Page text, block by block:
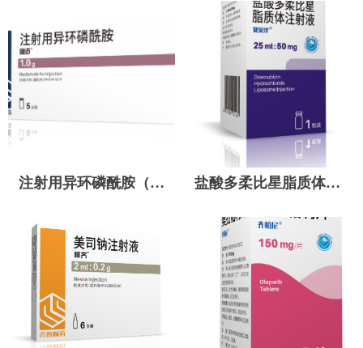
注射用异环磷酰胺（商
盐酸多柔比星脂质体注
泽）